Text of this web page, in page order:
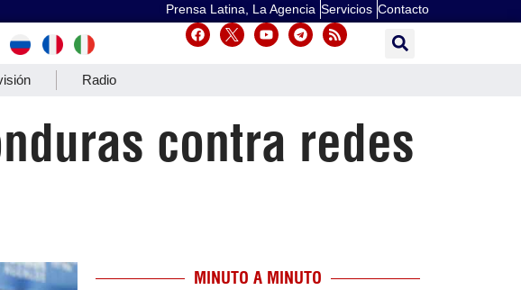
Prensa Latina, La Agencia Servicios Contacto
Radio
contra redes
MINUTO A MINUTO